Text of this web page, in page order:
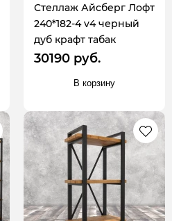
Стеллаж Айсберг Лофт
240*182-4 v4 черный
дуб крафт табак
30190 руб.
В корзину